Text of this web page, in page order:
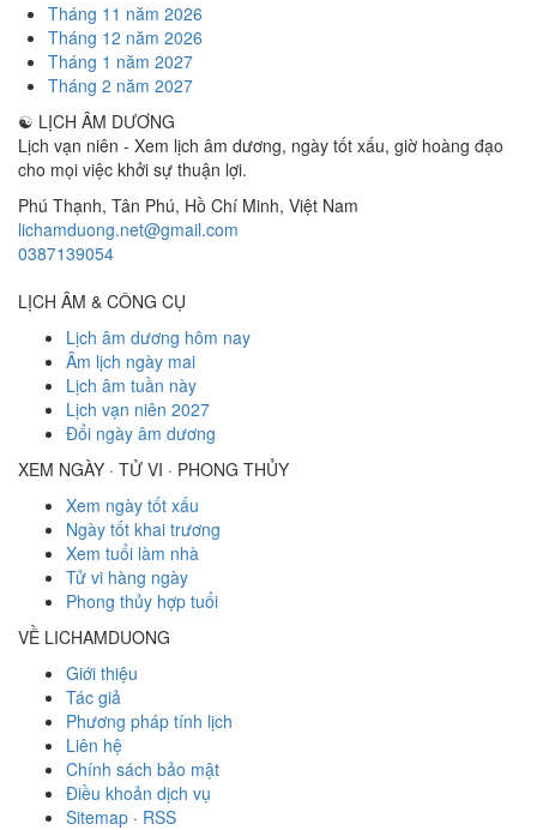
Tháng 11 năm 2026
Tháng 12 năm 2026
Tháng 1 năm 2027
Tháng 2 năm 2027
☯ LỊCH ÂM DƯƠNG
Lịch vạn niên - Xem lịch âm dương, ngày tốt xấu, giờ hoàng đạo
cho mọi việc khởi sự thuận lợi.
Phú Thạnh, Tân Phú, Hồ Chí Minh, Việt Nam
lichamduong.net@gmail.com
0387139054
LỊCH ÂM & CÔNG CỤ
Lịch âm dương hôm nay
Âm lịch ngày mai
Lịch âm tuần này
Lịch vạn niên 2027
Đổi ngày âm dương
XEM NGÀY · TỬ VI · PHONG THỦY
Xem ngày tốt xấu
Ngày tốt khai trương
Xem tuổi làm nhà
Tử vi hàng ngày
Phong thủy hợp tuổi
VỀ LICHAMDUONG
Giới thiệu
Tác giả
Phương pháp tính lịch
Liên hệ
Chính sách bảo mật
Điều khoản dịch vụ
Sitemap · RSS